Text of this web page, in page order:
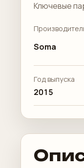
Ключевые
Soma
Год выпуска
2015